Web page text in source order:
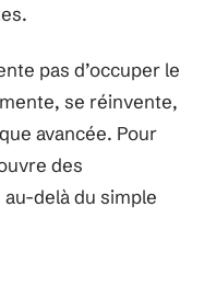
pas d’occuper le
se réinvente,
avancée. Pour
des
delà du simple